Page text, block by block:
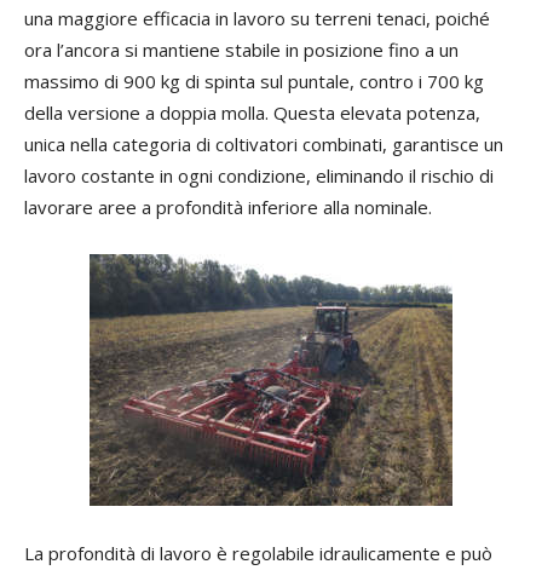
una maggiore efficacia in lavoro su terreni tenaci, poiché
ora l’ancora si mantiene stabile in posizione fino a un
massimo di 900 kg di spinta sul puntale, contro i 700 kg
della versione a doppia molla. Questa elevata potenza,
unica nella categoria di coltivatori combinati, garantisce un
lavoro costante in ogni condizione, eliminando il rischio di
lavorare aree a profondità inferiore alla nominale.
La profondità di lavoro è regolabile idraulicamente e può